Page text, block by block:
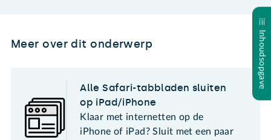
Inhoudsopgave
Meer over dit onderwerp
Alle Safari-tabbladen sluiten
op iPad/iPhone
Klaar met internetten op de
iPhone of iPad? Sluit met een paar